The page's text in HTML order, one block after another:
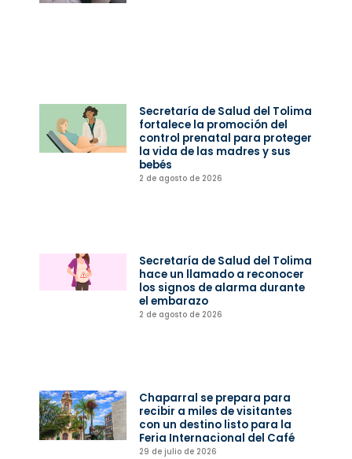
Secretaría de Salud del Tolima
fortalece la promoción del
control prenatal para proteger
la vida de las madres y sus
bebés
2 de agosto de 2026
Secretaría de Salud del Tolima
hace un llamado a reconocer
los signos de alarma durante
el embarazo
2 de agosto de 2026
Chaparral se prepara para
recibir a miles de visitantes
con un destino listo para la
Feria Internacional del Café
29 de julio de 2026